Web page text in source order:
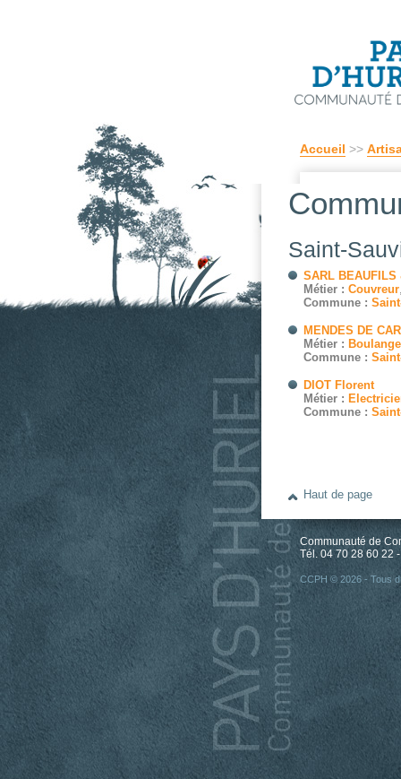
Accueil >>
Saint-
SARL BEAUFILS
Métier : Couvreur
Commune :
MENDES DE
Métier :
Commune :
DIOT Florent
Métier :
Commune :
Haut de page
Communauté de
Tél. 04 70 28 60 22
CCPH © 2026 - Tous